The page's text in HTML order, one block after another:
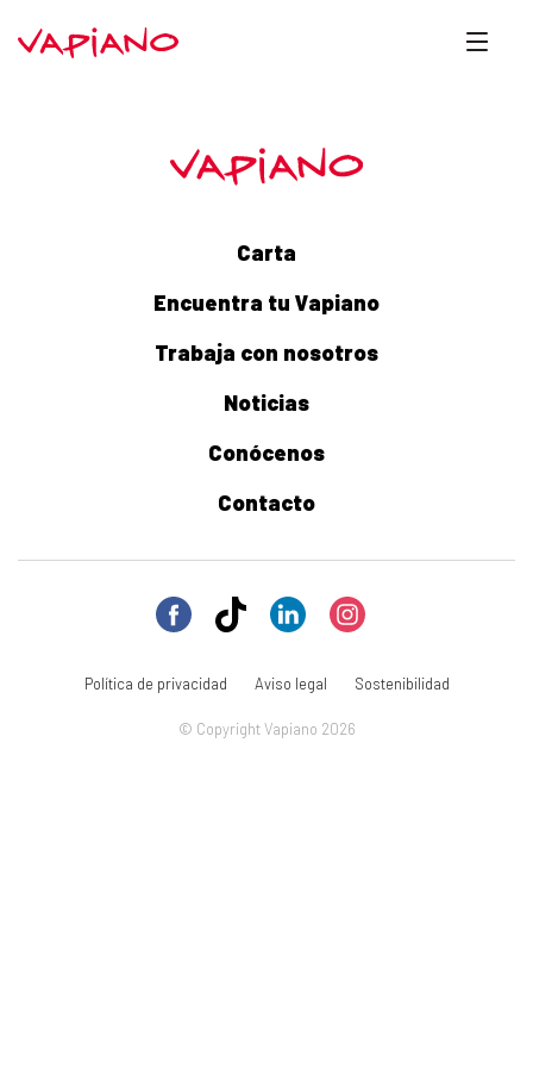
Carta
Encuentra tu Vapiano
Trabaja con nosotros
Noticias
Conócenos
Contacto
© Copyright Vapiano 2026
Política de privacidad Aviso legal Sostenibilidad